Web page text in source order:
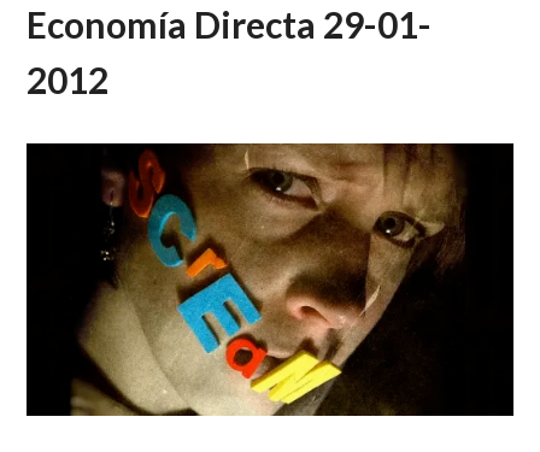
Economía Directa 29-01-
2012